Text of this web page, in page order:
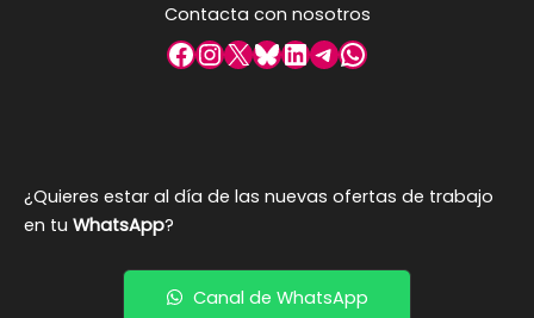
Contacta con nosotros
Facebook
Instagram
X Bluesky
LinkedIn
Telegram
WhatsApp
¿Quieres estar al día de las nuevas ofertas de trabajo
en tu WhatsApp?
Canal de WhatsApp